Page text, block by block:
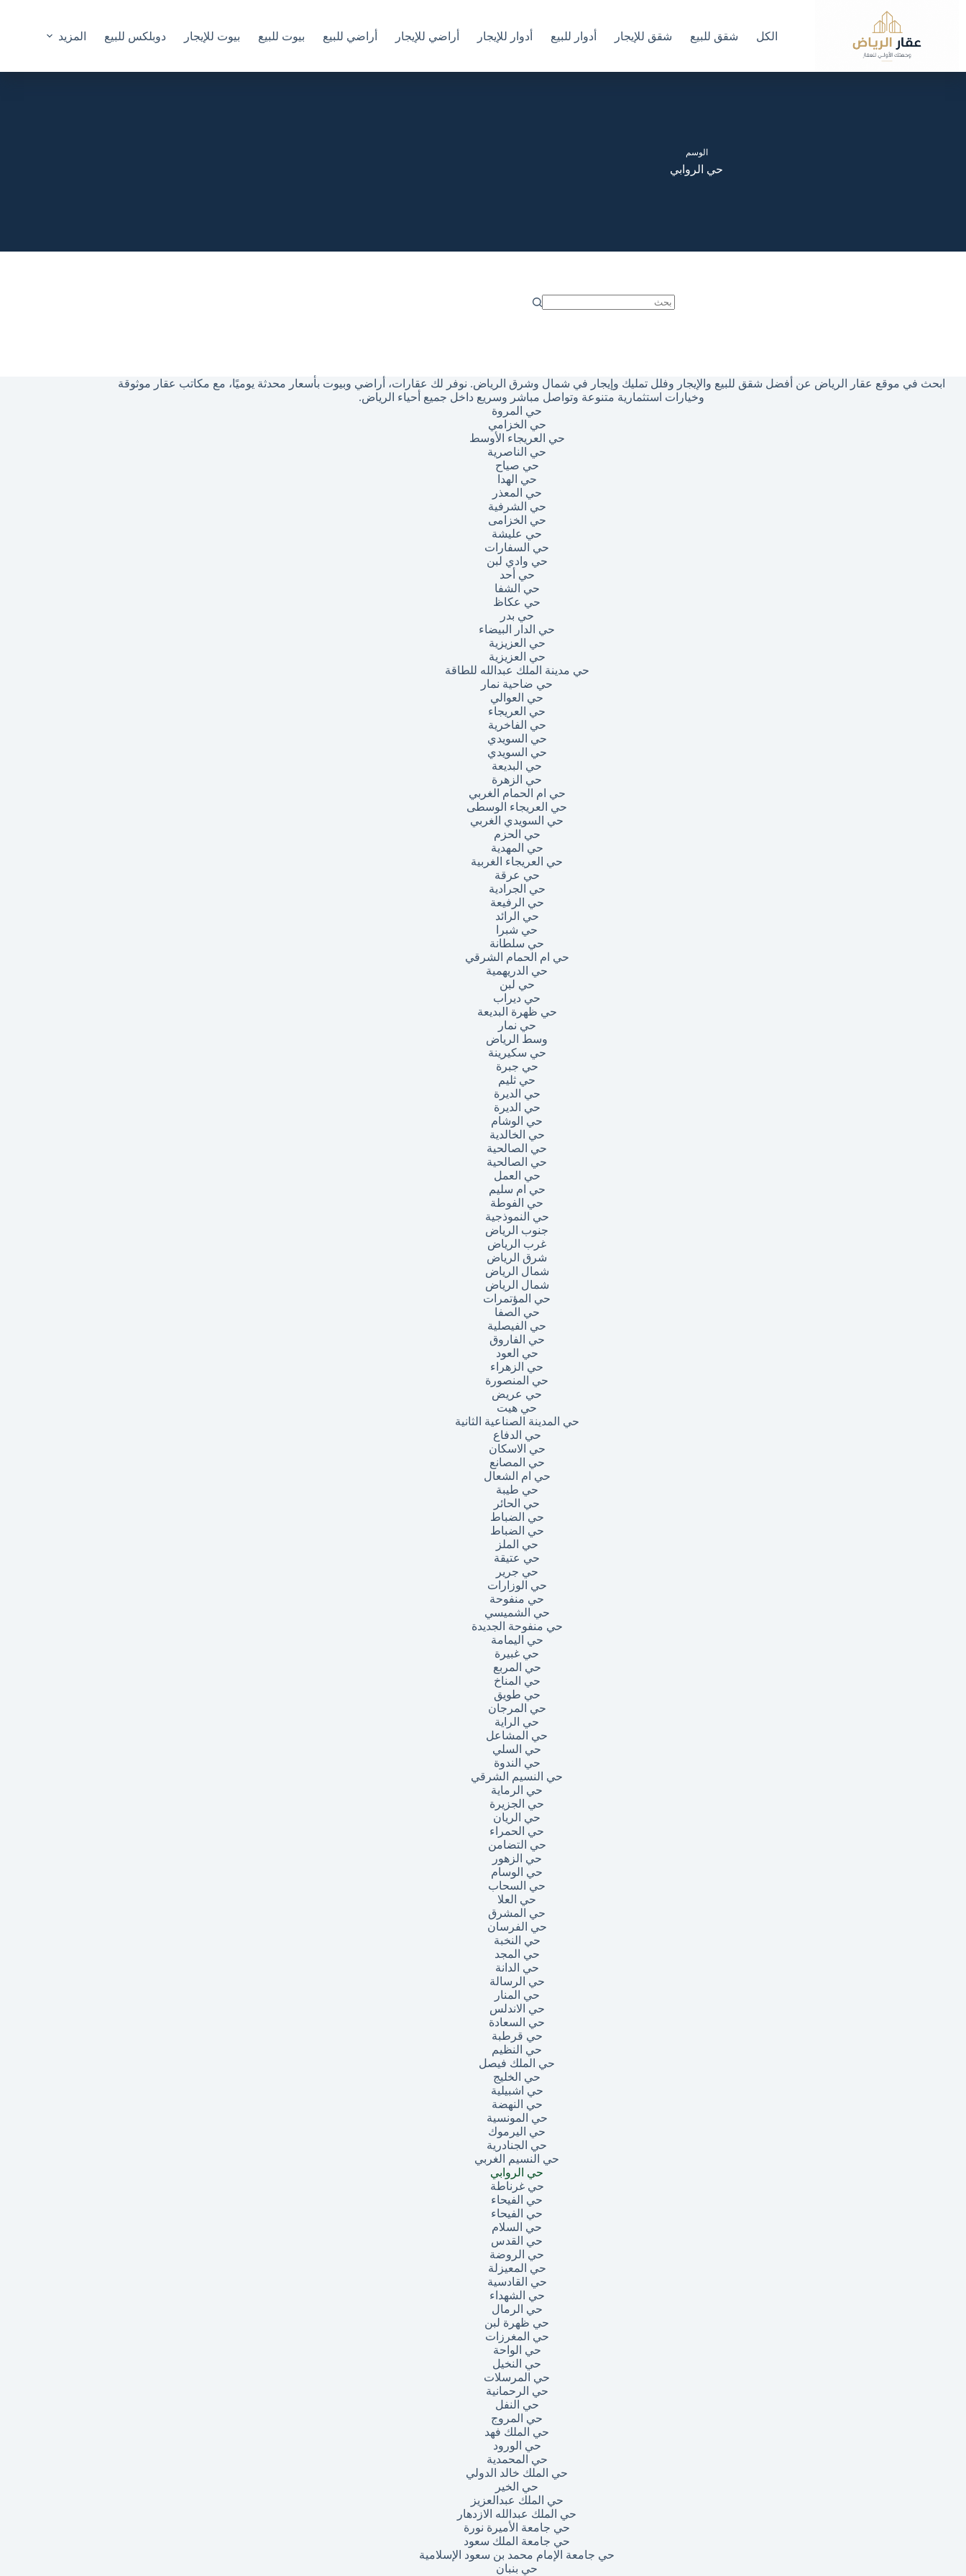
الكل شقق للبيع شقق للإيجار أدوار للبيع أدوار للإيجار أراضي للإيجار أراضي للبيع بيوت للبيع بيوت للإيجار دوبلكس للبيع المزيد
الوسم
حي الروابي
ابحث في موقع عقار الرياض عن أفضل شقق للبيع والإيجار وفلل تمليك وإيجار في شمال وشرق الرياض. نوفر لك عقارات، أراضي وبيوت بأسعار محدثة يوميًا، مع مكاتب عقار موثوقة
وخيارات استثمارية متنوعة وتواصل مباشر وسريع داخل جميع أحياء الرياض.
حي المروة
حي الخزامي
حي العريجاء الأوسط
حي الناصرية
حي صياح
حي الهدا
حي المعذر
حي الشرفية
حي الخزامى
حي عليشة
حي السفارات
حي وادي لبن
حي أحد
حي الشفا
حي عكاظ
حي بدر
حي الدار البيضاء
حي العزيزية
حي العزيزية
حي مدينة الملك عبدالله للطاقة
حي ضاحية نمار
حي العوالي
حي العريجاء
حي الفاخرية
حي السويدي
حي السويدي
حي البديعة
حي الزهرة
حي ام الحمام الغربي
حي العريجاء الوسطى
حي السويدي الغربي
حي الحزم
حي المهدية
حي العريجاء الغربية
حي عرقة
حي الجرادية
حي الرفيعة
حي الرائد
حي شبرا
حي سلطانة
حي ام الحمام الشرقي
حي الدريهمية
حي لبن
حي ديراب
حي ظهرة البديعة
حي نمار
وسط الرياض
حي سكيرينة
حي جبرة
حي ثليم
حي الديرة
حي الديرة
حي الوشام
حي الخالدية
حي الصالحية
حي الصالحية
حي العمل
حي ام سليم
حي الفوطة
حي النموذجية
جنوب الرياض
غرب الرياض
شرق الرياض
شمال الرياض
شمال الرياض
حي المؤتمرات
حي الصفا
حي الفيصلية
حي الفاروق
حي العود
حي الزهراء
حي المنصورة
حي عريض
حي هيت
حي المدينة الصناعية الثانية
حي الدفاع
حي الاسكان
حي المصانع
حي ام الشعال
حي طيبة
حي الحائر
حي الضباط
حي الضباط
حي الملز
حي عتيقة
حي جرير
حي الوزارات
حي منفوحة
حي الشميسي
حي منفوحة الجديدة
حي اليمامة
حي غبيرة
حي المربع
حي المناخ
حي طويق
حي المرجان
حي الراية
حي المشاعل
حي السلي
حي الندوة
حي النسيم الشرقي
حي الرماية
حي الجزيرة
حي الريان
حي الحمراء
حي التضامن
حي الزهور
حي الوسام
حي السحاب
حي العلا
حي المشرق
حي الفرسان
حي النخبة
حي المجد
حي الدانة
حي الرسالة
حي المنار
حي الاندلس
حي السعادة
حي قرطبة
حي النظيم
حي الملك فيصل
حي الخليج
حي اشبيلية
حي النهضة
حي المونسية
حي اليرموك
حي الجنادرية
حي النسيم الغربي
حي الروابي
حي غرناطة
حي الفيحاء
حي الفيحاء
حي السلام
حي القدس
حي الروضة
حي المعيزلة
حي القادسية
حي الشهداء
حي الرمال
حي ظهرة لبن
حي المغرزات
حي الواحة
حي النخيل
حي المرسلات
حي الرحمانية
حي النفل
حي المروج
حي الملك فهد
حي الورود
حي المحمدية
حي الملك خالد الدولي
حي الخير
حي الملك عبدالعزيز
حي الملك عبدالله الازدهار
حي جامعة الأميرة نورة
حي جامعة الملك سعود
حي جامعة الإمام محمد بن سعود الإسلامية
حي بنبان